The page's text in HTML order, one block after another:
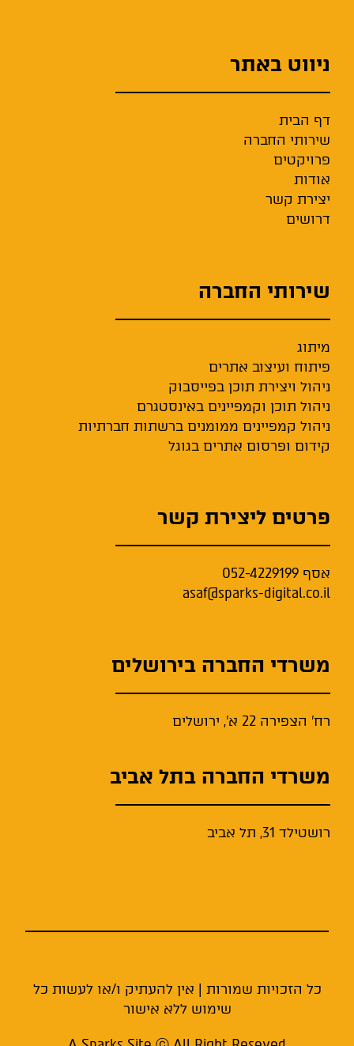
ניווט באתר
דף הבית
שירותי החברה
פרויקטים
אודות
יצירת קשר
דרושים
שירותי החברה
מיתוג
פיתוח ועיצוב אתרים
ניהול ויצירת תוכן בפייסבוק
ניהול תוכן וקמפיינים באינסטגרם
ניהול קמפיינים ממומנים ברשתות חברתיות
קידום ופרסום אתרים בגוגל
פרטים ליצירת קשר
אסף 052-4229199
asaf@sparks-digital.co.il
משרדי החברה בירושלים
רח' הצפירה 22 א', ירושלים
משרדי החברה בתל אביב
רושטילד 31, תל אביב
כל הזכויות שמורות | אין להעתיק ו/או לעשות כל
שימוש ללא אישור